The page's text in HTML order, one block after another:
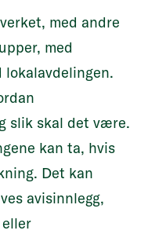
med andre
med
lokalavdelingen.
slik skal det være.
kan ta, hvis
Det kan
avisinnlegg,